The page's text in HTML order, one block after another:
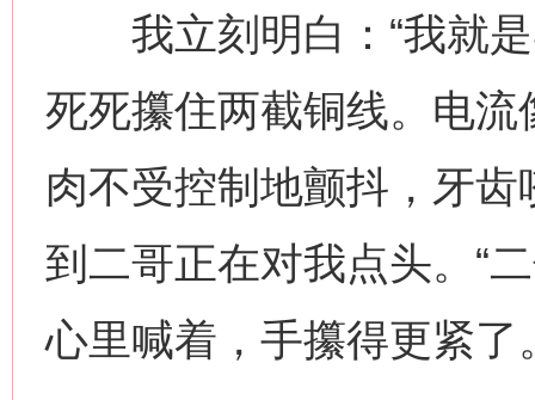
我立刻明白：“我就是
死死攥住两截铜线。电
肉不受控制地颤抖，牙
到二哥正在对我点头。“
心里喊着，手攥得更紧了